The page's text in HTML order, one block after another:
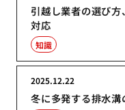
引越し業者の選び方
対応
知識
冬に多発する排水
2025.12.22